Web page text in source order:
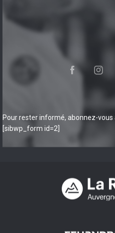
Pour rester informé, abonnez-
[sibwp_form id=2]